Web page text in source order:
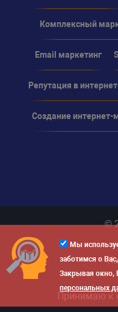
Мы
заботимся о
Закрывая окно,
персональных
Комплексный
Email маркетинг
Репутация в
Создание интернет-
©
Принимаю к